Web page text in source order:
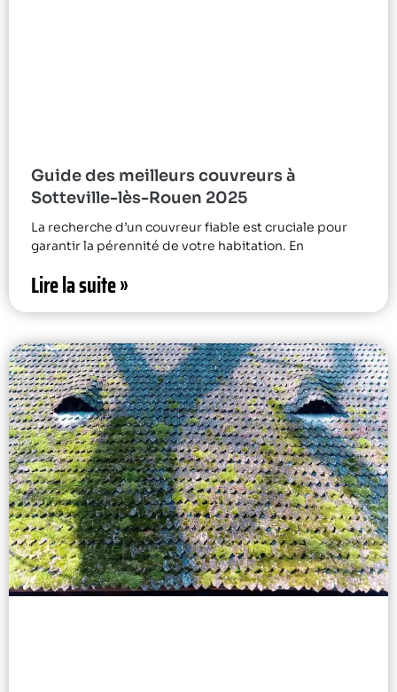
Guide des meilleurs couvreurs à
Sotteville-lès-Rouen 2025
La recherche d’un couvreur fiable est cruciale pour
garantir la pérennité de votre habitation. En
Lire la suite »